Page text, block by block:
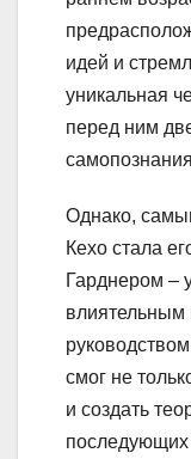
идей и
уникальная
перед ним
Однако,
Кехо стала
Гарднером –
влиятельным
смог не
и создать
последующих